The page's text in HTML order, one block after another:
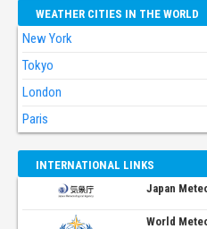
WEATHER CITIES IN THE WORLD
New York
Tokyo
London
Paris
INTERNATIONAL LINKS
Japan
World